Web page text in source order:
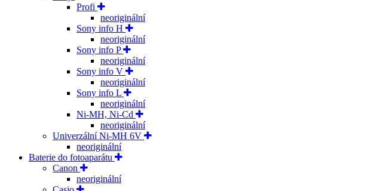
Profi
neoriginální
Sony info H
neoriginální
Sony info P
neoriginální
Sony info V
neoriginální
Sony info L
neoriginální
Ni-MH, Ni-Cd
neoriginální
Univerzální Ni-MH 6V
neoriginální
Baterie do fotoaparátu
Canon
neoriginální